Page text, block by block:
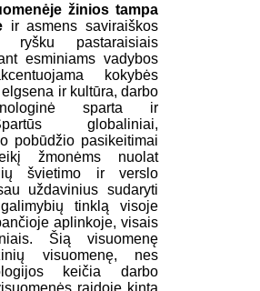
žinios tampa
ir asmens saviraiškos
pastaraisiais
esminiams vadybos
kokybės
ir kultūra, darbo
sparta ir
globaliniai,
pobūdžio pasikeitimai
žmonėms nuolat
švietimo ir verslo
uždavinius sudaryti
tinklą visoje
aplinkoje, visais
Šią visuomenę
visuomenę, nes
keičia darbo
raidoje kinta